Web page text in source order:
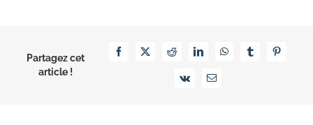
Partagez cet
article !
Facebook
X RedditLinkedInWhatsAppTumblrPinterest
Vk Email